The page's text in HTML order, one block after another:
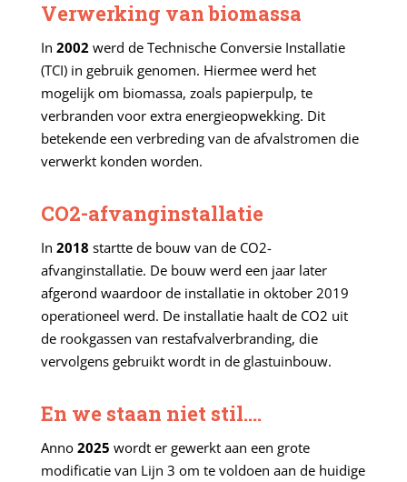
Verwerking van biomassa
In 2002 werd de Technische Conversie Installatie
(TCI) in gebruik genomen. Hiermee werd het
mogelijk om biomassa, zoals papierpulp, te
verbranden voor extra energieopwekking. Dit
betekende een verbreding van de afvalstromen die
verwerkt konden worden.
CO2-afvanginstallatie
In 2018 startte de bouw van de CO2-
afvanginstallatie. De bouw werd een jaar later
afgerond waardoor de installatie in oktober 2019
operationeel werd. De installatie haalt de CO2 uit
de rookgassen van restafvalverbranding, die
vervolgens gebruikt wordt in de glastuinbouw.
En we staan niet stil….
Anno 2025 wordt er gewerkt aan een grote
modificatie van Lijn 3 om te voldoen aan de huidige